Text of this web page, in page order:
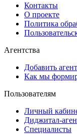
Контакты
О проекте
Политика
Агентства
Добавить
Как мы
Пользователям
Личный
Диджитал-
Специалисты